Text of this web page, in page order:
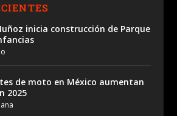
inicia construcción de Parque
de moto en México aumentan
2025